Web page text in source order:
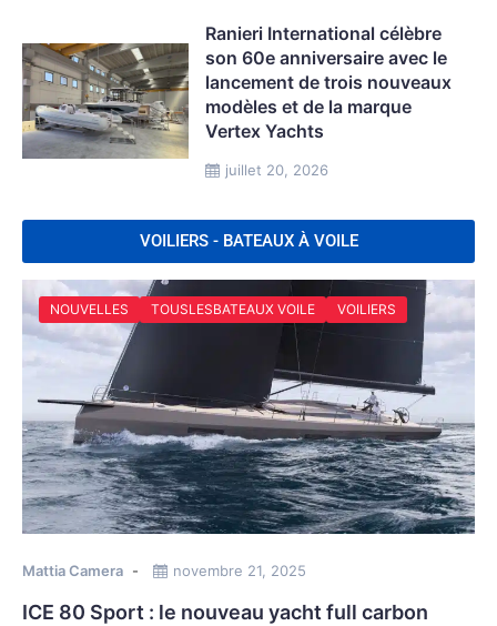
juillet 20, 2026
Ranieri International célèbre
son 60e anniversaire avec le
lancement de trois nouveaux
modèles et de la marque
Vertex Yachts
VOILIERS - BATEAUX À VOILE
NOUVELLES TOUSLESBATEAUX VOILE VOILIERS
Mattia Camera novembre 21, 2025
ICE 80 Sport : le nouveau yacht full carbon